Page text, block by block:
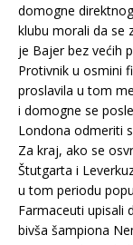
domogne
klubu morali da se
je Bajer bez većih
Protivnik u osmini
proslavila u tom
i domogne se
Londona odmeriti
Za kraj, ako se
Štutgarta i
u tom periodu
Farmaceuti upisali
bivša šampiona